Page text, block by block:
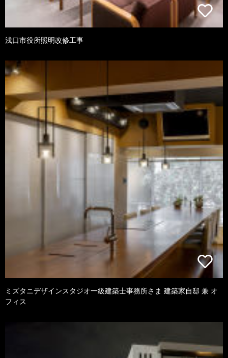
浅口市役所照明改修工事
ミズタニデザインスタジオ一級建築士事務所さま 建築家自邸 兼 オ
フィス